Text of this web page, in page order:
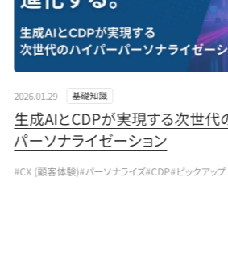
2026.01.29 基礎知識
生成AIとCDPが実現する次世代
パーソナライゼーション
#CX (顧客体験)#パーソナライズ#CDP#ピックアップ